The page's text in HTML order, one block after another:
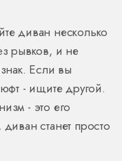
диван несколько
рывков, и не
Если вы
- ищите другой.
- это его
станет просто